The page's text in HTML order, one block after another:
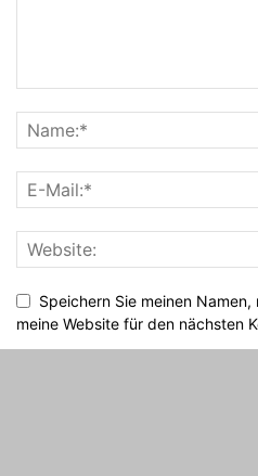
Speichern Sie meinen
meine Website für den nächsten